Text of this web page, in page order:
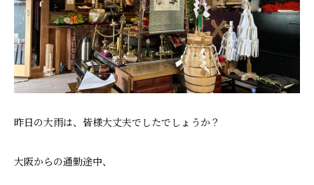
昨日の大雨は、皆様大丈夫でしたでしょうか？
大阪からの通勤途中、